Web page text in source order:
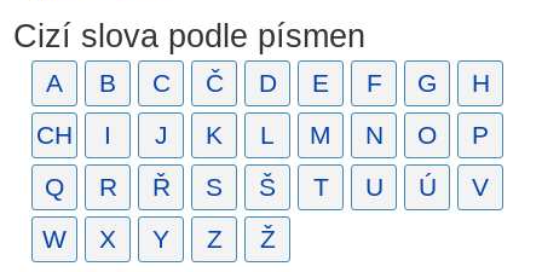
Cizí slova podle písmen
A B C Č D E F G
H
CH
I J K L M N O
P
Q
R Ř S Š T U Ú
V
W
X Y Z Ž